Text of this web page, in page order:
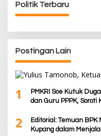
Politik Terbaru
Postingan Lain
1
PMKRI Soe Kutuk
dan Guru PPPK,
2
Editorial: Temuan
Kupang dalam